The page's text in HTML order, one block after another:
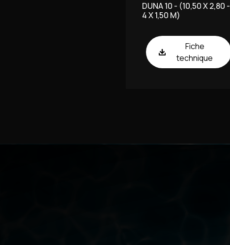
DUNA 10 - (10,50 X 2,80 -
4 X 1,50 M)
Fiche
technique